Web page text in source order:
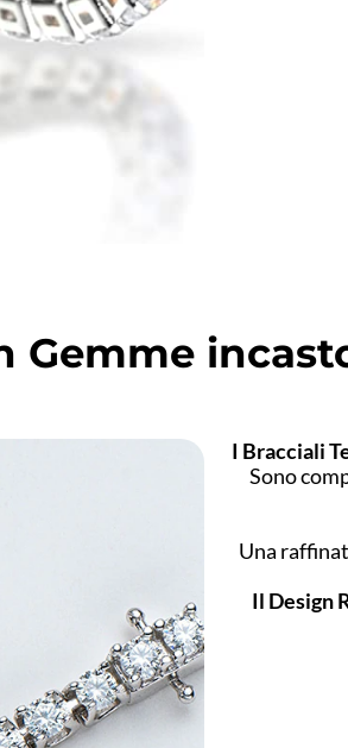
Gemme
I Bracciali
Sono
Una
Il Design